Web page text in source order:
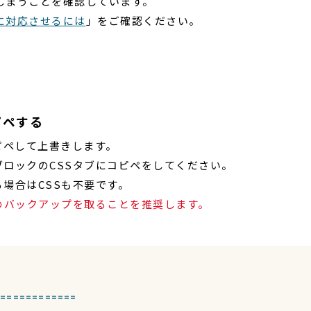
対応させるには 」をご確認ください。
する
して上書きします。
ックのCSSタブにコピペをしてください。
合はCSSも不要です。
ックアップを取ることを推奨します。